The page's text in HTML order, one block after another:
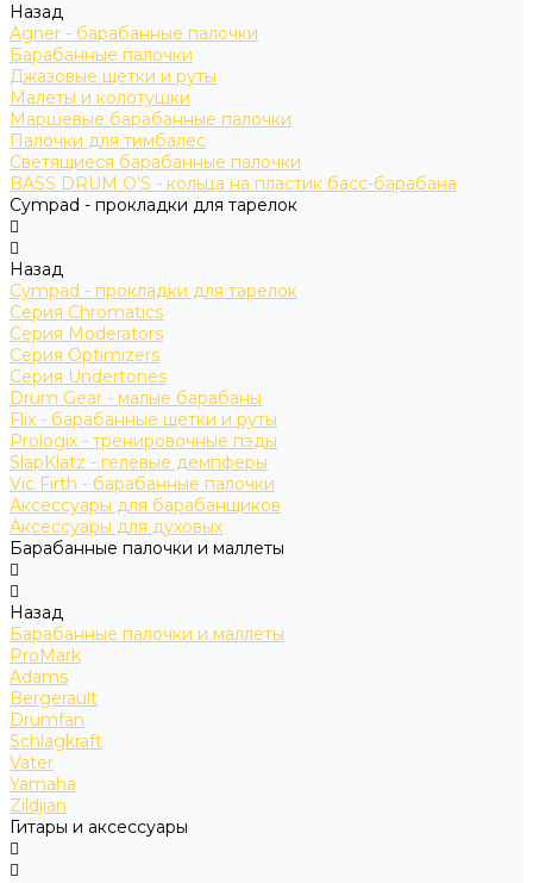
Назад
Agner - барабанные палочки
Барабанные палочки
Джазовые щетки и руты
Малеты и колотушки
Маршевые барабанные палочки
Палочки для тимбалес
Светящиеся барабанные палочки
BASS DRUM O’S - кольца на пластик басс-барабана
Cympad - прокладки для тарелок
Назад
Cympad - прокладки для тарелок
Серия Chromatics
Серия Moderators
Серия Optimizers
Серия Undertones
Drum Gear - малые барабаны
Flix - барабанные щетки и руты
Prologix - тренировочные пэды
SlapKlatz - гелевые демпферы
Vic Firth - барабанные палочки
Аксессуары для барабанщиков
Аксессуары для духовых
Барабанные палочки и маллеты
Назад
Барабанные палочки и маллеты
ProMark
Adams
Bergerault
Drumfan
Schlagkraft
Vater
Yamaha
Zildjian
Гитары и аксессуары